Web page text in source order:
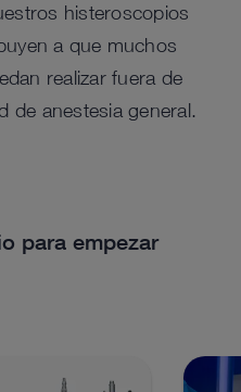
histeroscopios
a que muchos
realizar fuera de
de anestesia general.
para empezar